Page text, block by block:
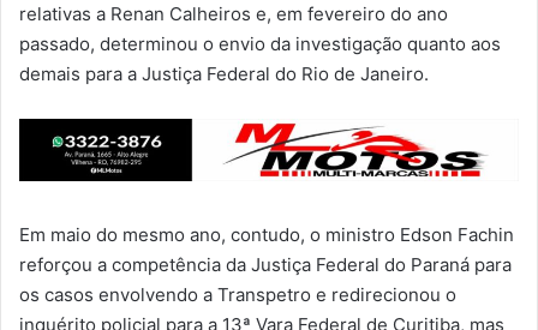
relativas a Renan Calheiros e, em fevereiro do ano
passado, determinou o envio da investigação quanto aos
demais para a Justiça Federal do Rio de Janeiro.
Em maio do mesmo ano, contudo, o ministro Edson Fachin
reforçou a competência da Justiça Federal do Paraná para
os casos envolvendo a Transpetro e redirecionou o
inquérito policial para a 13ª Vara Federal de Curitiba, mas